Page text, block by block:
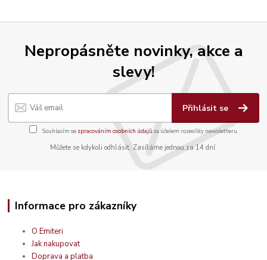
Nepropásněte novinky, akce a
slevy!
Přihlásit se
Souhlasím se zpracováním osobních údajůza účelem rozesílky newsletteru.
Můžete se kdykoli odhlásit. Zasíláme jednou za 14 dní.
Informace pro zákazníky
O Emiteri
Jak nakupovat
Doprava a platba